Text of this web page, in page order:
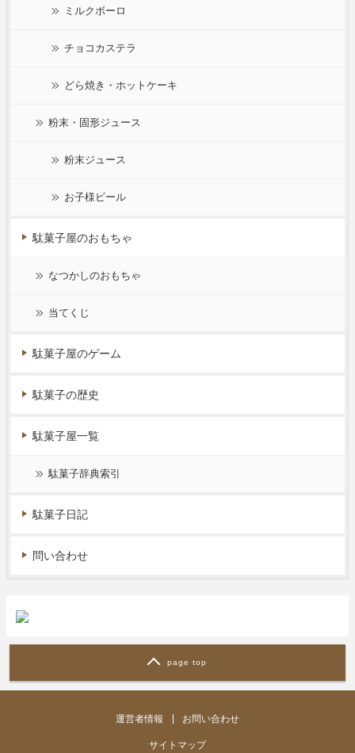
ミルクボーロ
チョコカステラ
どら焼き・ホットケーキ
粉末・固形ジュース
粉末ジュース
お子様ビール
駄菓子屋のおもちゃ
なつかしのおもちゃ
当てくじ
駄菓子屋のゲーム
駄菓子の歴史
駄菓子屋一覧
駄菓子辞典索引
駄菓子日記
問い合わせ
page top
運営者情報 お問い合わせ
サイトマップ